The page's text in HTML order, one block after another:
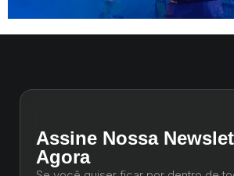
Assine Nossa
Agora